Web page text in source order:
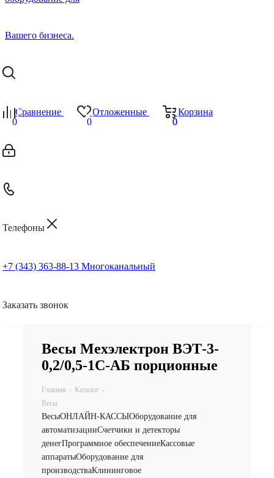
Сравнение
0
Отложенные
0
Корзина
0
0
Телефоны
+7 (343) 363-88-13 Многоканальный
Заказать звонок
Весы Мехэлектрон ВЭТ-3-
0,2/0,5-1С-АБ порционные
Главная - Каталог -
Весы
ВесыОНЛАЙН-КАССЫОборудование для
автоматизацииСчетчики и детекторы
денегПрограммное обеспечениеКассовые
аппаратыОборудование для
производстваКлининговое